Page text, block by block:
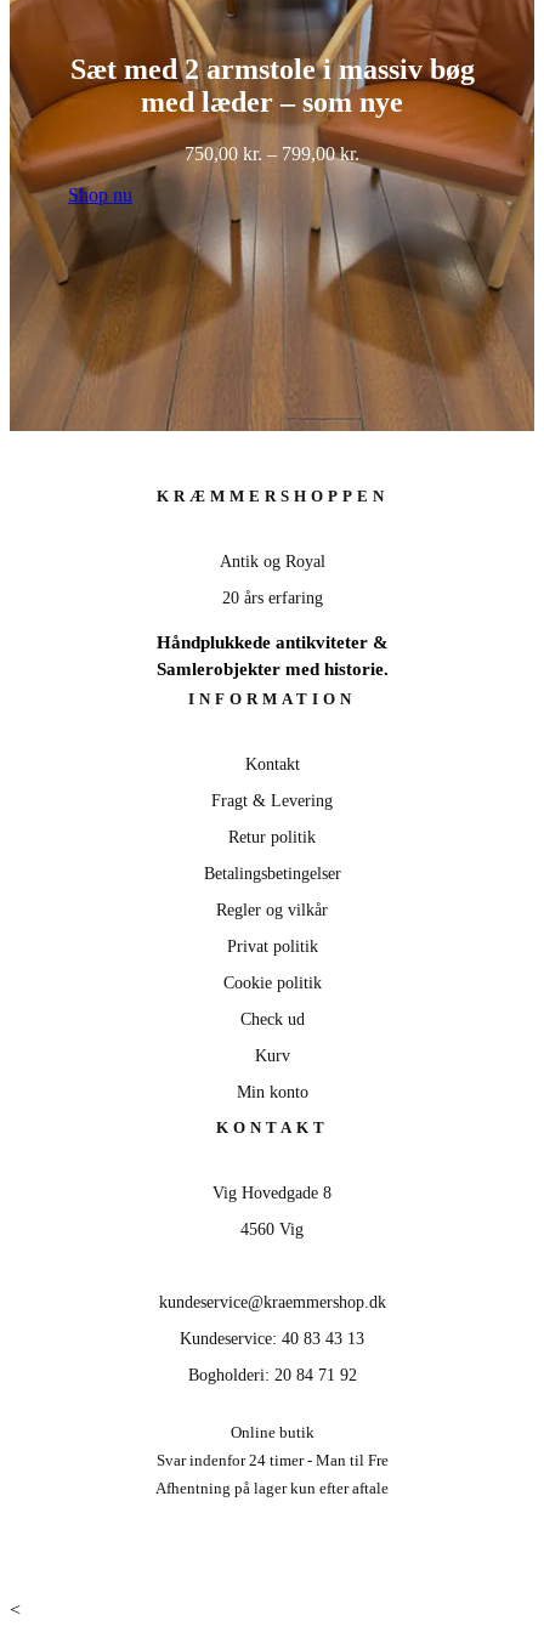
Sæt med 2 armstole i massiv bøg
med læder – som nye
750,00 kr. – 799,00kr.Prisinterval:
750,00 kr.
til
799,00 kr.
Shop nu
KRÆMMERSHOPPEN
Antik og Royal
20 års erfaring
Håndplukkede antikviteter &
Samlerobjekter med historie.
INFORMATION
Kontakt
Fragt & Levering
Retur politik
Betalingsbetingelser
Regler og vilkår
Privat politik
Cookie politik
Check ud
Kurv
Min konto
KONTAKT
Vig Hovedgade 8
4560 Vig
kundeservice@kraemmershop.dk
Kundeservice: 40 83 43 13
Bogholderi: 20 84 71 92
Online butik
Svar indenfor 24 timer - Man til Fre
Afhentning på lager kun efter aftale
<